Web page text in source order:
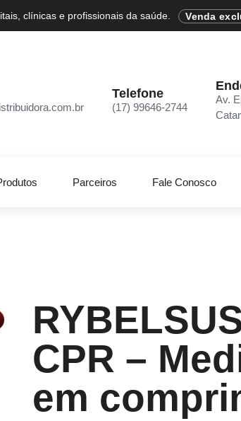
clínicas e profissionais da saúde. Venda
Telefone
(17) 99646-2744
Av.
Parceiros Fale Conosco
CPR –
em